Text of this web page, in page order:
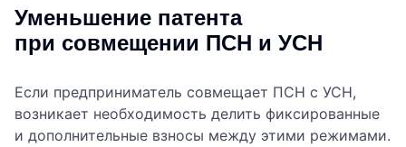
Уменьшение патента
при совмещении ПСН и УСН
Если предприниматель совмещает ПСН с УСН,
возникает необходимость делить фиксированные
и дополнительные взносы между этими режимами.